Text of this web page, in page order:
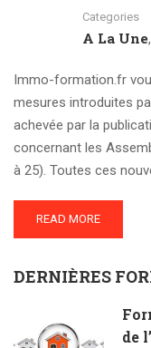
Categories
A La Une,
Immo-formation.fr
mesures introduites
achevée par la
concernant les
à 25). Toutes ces
READ MORE
DERNIÈRES
de